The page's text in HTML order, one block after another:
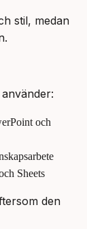
stil, medan
och
Sheets
den